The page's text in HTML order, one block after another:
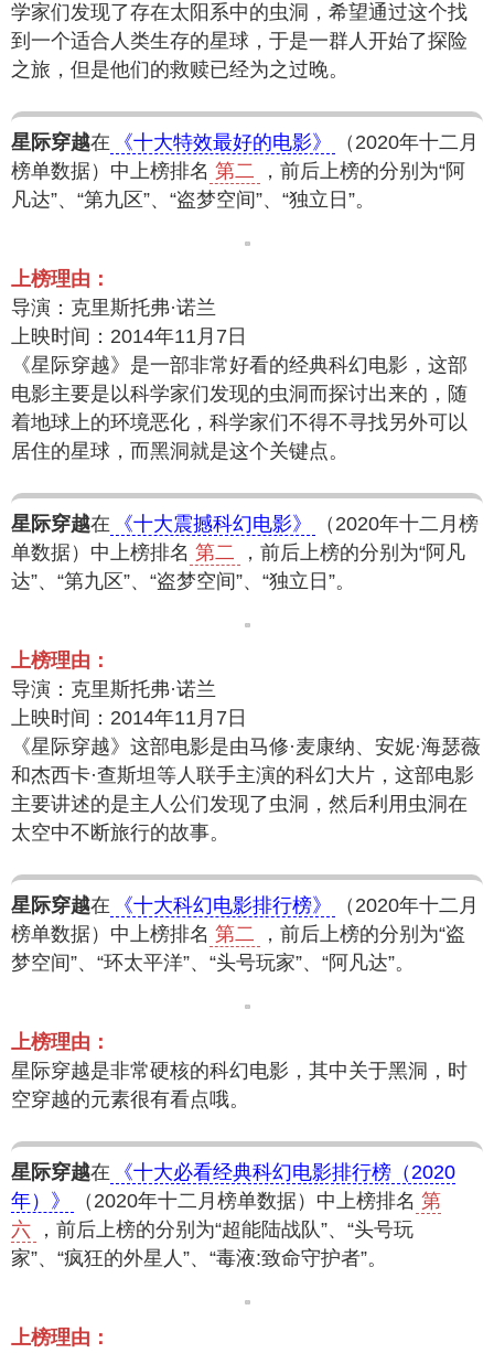
学家们发现了存在太阳系中的虫洞，希望通过这个找
到一个适合人类生存的星球，于是一群人开始了探险
之旅，但是他们的救赎已经为之过晚。
星际穿越在 《十大特效最好的电影》
（2020年十二月
榜单数据）中上榜排名 第二
，前后上榜的分别为“阿
凡达”、“第九区”、“盗梦空间”、“独立日”。
上榜理由：
导演：克里斯托弗·诺兰
上映时间：2014年11月7日
《星际穿越》是一部非常好看的经典科幻电影，这部
电影主要是以科学家们发现的虫洞而探讨出来的，随
着地球上的环境恶化，科学家们不得不寻找另外可以
居住的星球，而黑洞就是这个关键点。
星际穿越在 《十大震撼科幻电影》
（2020年十二月榜
单数据）中上榜排名 第二
，前后上榜的分别为“阿凡
达”、“第九区”、“盗梦空间”、“独立日”。
上榜理由：
导演：克里斯托弗·诺兰
上映时间：2014年11月7日
《星际穿越》这部电影是由马修·麦康纳、安妮·海瑟薇
和杰西卡·查斯坦等人联手主演的科幻大片，这部电影
主要讲述的是主人公们发现了虫洞，然后利用虫洞在
太空中不断旅行的故事。
星际穿越在 《十大科幻电影排行榜》
（2020年十二月
榜单数据）中上榜排名 第二
，前后上榜的分别为“盗
梦空间”、“环太平洋”、“头号玩家”、“阿凡达”。
上榜理由：
星际穿越是非常硬核的科幻电影，其中关于黑洞，时
空穿越的元素很有看点哦。
星际穿越在
《十大必看经典科幻电影排行榜（2020
年）》
（2020年十二月榜单数据）中上榜排名 第
六
，前后上榜的分别为“超能陆战队”、“头号玩
家”、“疯狂的外星人”、“毒液:致命守护者”。
上榜理由：